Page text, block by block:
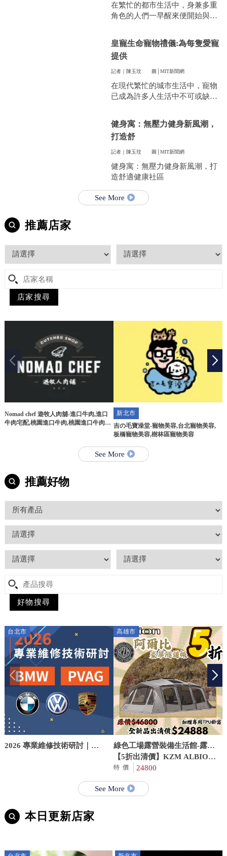
在繁忙的都市生活中，身兼多重
角色的人們一早醒來便開始與時
皇寵生命寵物禮儀:為每隻愛寵
提供
記者｜陳玉玟 圖│MIT新聞網
在現代繁忙的城市生活中，寵物
已成為許多人生活中不可或缺的
藉。當愛寵的生命走到盡頭時，
飼主們往往陷入深深的悲傷，而
如何讓他們走得體面、安心，成
的訴求。
健身寓：無壓力健身新風潮，
打造舒
記者｜陳玉玟 圖│MIT新聞網
健身寓：無壓力健身新風潮，打
造舒適健康社區
See More
推薦店家
Nomad chef 遊牧人肉舖-進口牛肉,進口
牛肉宅配,桃園進口牛肉,桃園進口牛肉宅
新北市
吉の毛寶澡堂-寵物美容,台北寵物美容,
板橋寵物美容,樹林區寵物美容
See More
推薦好物
台北市
2026 專業維修技術研討｜
高雄市
綠色工場露營裝備生活館-露營
用品店,高雄露營用品店,仁武區
露營用品店
【5折出清價】KZM ALBION
阿爾比豪華隧道帳
特價 24800
See More
本日更新店家